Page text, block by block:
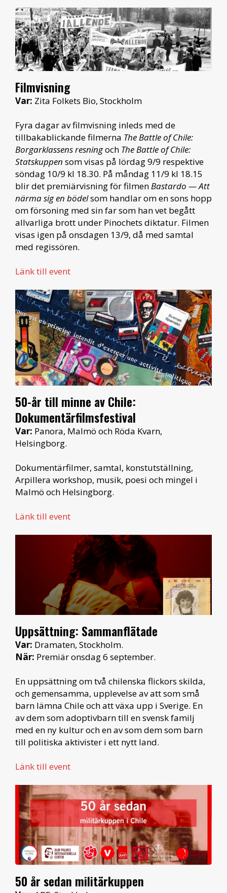
Filmvisning
Var: Zita Folkets Bio, Stockholm
Fyra dagar av filmvisning inleds med de
tillbakablickande filmerna The Battle of Chile:
Borgarklassens resningoch The Battle of Chile:
Statskuppen som visas på lördag 9/9 respektive
söndag 10/9 kl 18.30. På måndag 11/9 kl 18.15
blir det premiärvisning för filmenBastardo — Att
närma sig en bödelsom handlar om en sons hopp
om försoning med sin far som han vet begått
allvarliga brott under Pinochets diktatur. Filmen
visas igen på onsdagen 13/9, då med samtal
med regissören.
Länk till event
50-år till minne av Chile:
Dokumentärfilmsfestival
Var: Panora, Malmö och Röda Kvarn,
Helsingborg.
Dokumentärfilmer, samtal, konstutställning,
Arpillera workshop, musik, poesi och mingel i
Malmö och Helsingborg.
Länk till event
Uppsättning: Sammanflätade
Var: Dramaten, Stockholm.
När: Premiär onsdag 6 september.
En uppsättning om två chilenska flickors skilda,
och gemensamma, upplevelse av att som små
barn lämna Chile och att växa upp i Sverige. En
av dem som adoptivbarn till en svensk familj
med en ny kultur och en av som dem som barn
till politiska aktivister i ett nytt land.
Länk till event
50 år sedan militärkuppen